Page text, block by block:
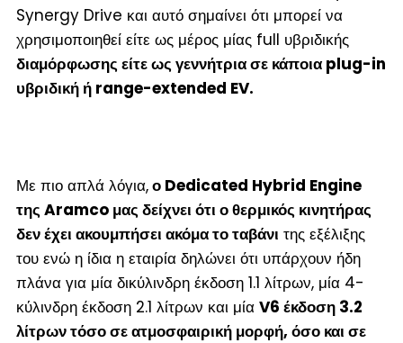
Synergy Drive και αυτό σημαίνει ότι μπορεί να
χρησιμοποιηθεί είτε ως μέρος μίας full υβριδικής
διαμόρφωσης είτε ως γεννήτρια σε κάποια plug-in
υβριδική ή range-extended EV.
Με πιο απλά λόγια,ο Dedicated Hybrid Engine
της Aramco μας δείχνει ότι ο θερμικός κινητήρας
δεν έχει ακουμπήσει ακόμα το ταβάνι της εξέλιξης
του ενώ η ίδια η εταιρία δηλώνει ότι υπάρχουν ήδη
πλάνα για μία δικύλινδρη έκδοση 1.1 λίτρων, μία 4-
κύλινδρη έκδοση 2.1 λίτρων και μία V6 έκδοση 3.2
λίτρων τόσο σε ατμοσφαιρική μορφή, όσο και σε